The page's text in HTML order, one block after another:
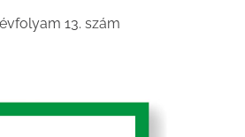
13. szám